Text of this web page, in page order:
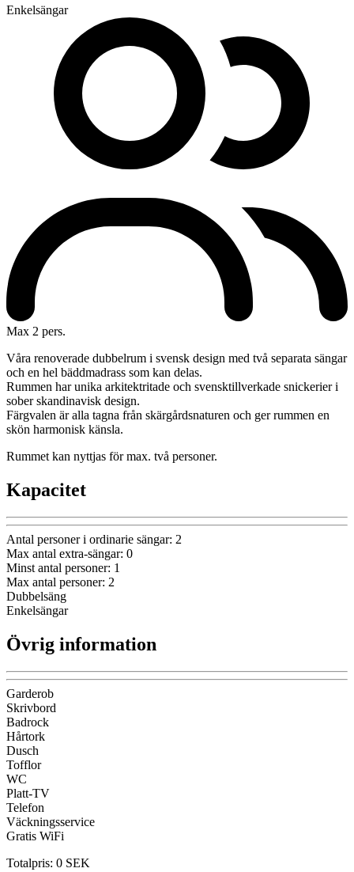
Enkelsängar
Max 2 pers.
Våra renoverade dubbelrum i svensk design med två separata sängar
och en hel bäddmadrass som kan delas.
Rummen har unika arkitektritade och svensktillverkade snickerier i
sober skandinavisk design.
Färgvalen är alla tagna från skärgårdsnaturen och ger rummen en
skön harmonisk känsla.
Rummet kan nyttjas för max. två personer.
Kapacitet
Antal personer i ordinarie sängar: 2
Max antal extra-sängar: 0
Minst antal personer: 1
Max antal personer: 2
Dubbelsäng
Enkelsängar
Övrig information
Garderob
Skrivbord
Badrock
Hårtork
Dusch
Tofflor
WC
Platt-TV
Telefon
Väckningsservice
Gratis WiFi
Totalpris: 0 SEK